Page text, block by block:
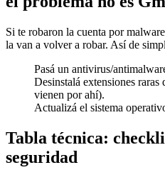
Si te robaron la cuenta por
la van a volver a robar. Así de
Pasá un antivirus/
Desinstalá extensiones
vienen por ahí).
Actualizá el sistema
Tabla técnica:
seguridad